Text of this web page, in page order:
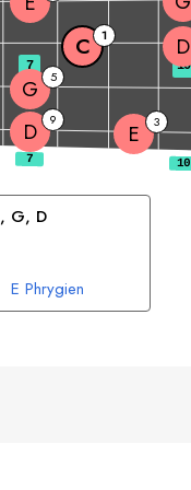
D 9 E 3
G 5
C 1 D
7 10
, G, D
E Phrygien